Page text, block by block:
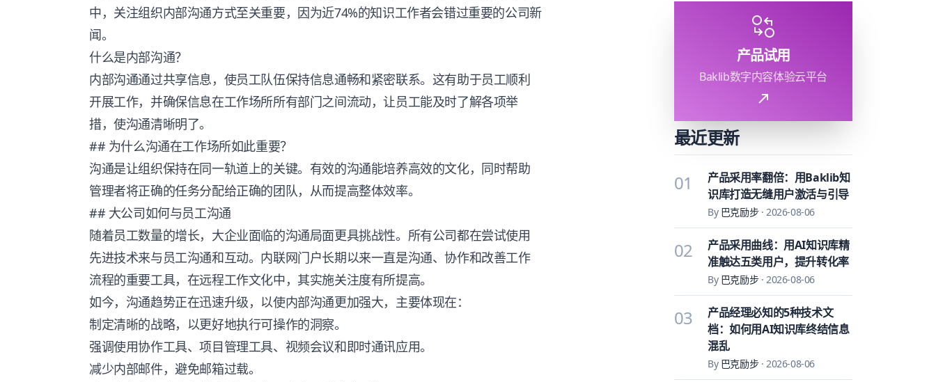
中，关注组织内部沟通方式至关重要，因为近74%的知识工作者会错过重要的公司新
闻。
什么是内部沟通？
内部沟通通过共享信息，使员工队伍保持信息通畅和紧密联系。这有助于员工顺利
开展工作，并确保信息在工作场所所有部门之间流动，让员工能及时了解各项举
措，使沟通清晰明了。
## 为什么沟通在工作场所如此重要？
沟通是让组织保持在同一轨道上的关键。有效的沟通能培养高效的文化，同时帮助
管理者将正确的任务分配给正确的团队，从而提高整体效率。
## 大公司如何与员工沟通
随着员工数量的增长，大企业面临的沟通局面更具挑战性。所有公司都在尝试使用
先进技术来与员工沟通和互动。内联网门户长期以来一直是沟通、协作和改善工作
流程的重要工具，在远程工作文化中，其实施关注度有所提高。
如今，沟通趋势正在迅速升级，以使内部沟通更加强大，主要体现在：
制定清晰的战略，以更好地执行可操作的洞察。
强调使用协作工具、项目管理工具、视频会议和即时通讯应用。
减少内部邮件，避免邮箱过载。
产品试用
Baklib数字内容体验云平台
最近更新
01
产品采用率翻倍：用Baklib知
识库打造无缝用户激活与引导
By 巴克励步·2026-08-06
02
产品采用曲线：用AI知识库精
准触达五类用户，提升转化率
By 巴克励步·2026-08-06
03
产品经理必知的5种技术文
档：如何用AI知识库终结信息
混乱
By 巴克励步·2026-08-06